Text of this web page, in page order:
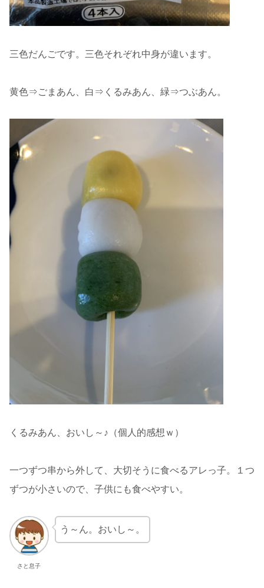
三色だんごです。三色それぞれ中身が違います。
黄色⇒ごまあん、白⇒くるみあん、緑⇒つぶあん。
くるみあん、おいし～♪（個人的感想ｗ）
一つずつ串から外して、大切そうに食べるアレっ子。１つ
ずつが小さいので、子供にも食べやすい。
さと息子
う～ん。おいし～。